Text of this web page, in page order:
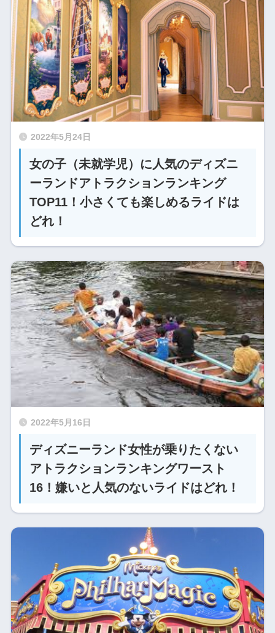
2022年5月24日
女の子（未就学児）に人気のディズニ
ーランドアトラクションランキング
TOP11！小さくても楽しめるライドは
どれ！
2022年5月16日
ディズニーランド女性が乗りたくない
アトラクションランキングワースト
16！嫌いと人気のないライドはどれ！